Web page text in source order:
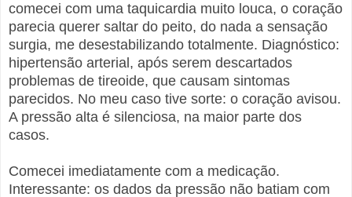
comecei com uma taquicardia muito louca, o coração
parecia querer saltar do peito, do nada a sensação
surgia, me desestabilizando totalmente. Diagnóstico:
hipertensão arterial, após serem descartados
problemas de tireoide, que causam sintomas
parecidos. No meu caso tive sorte: o coração avisou.
A pressão alta é silenciosa, na maior parte dos
casos.
Comecei imediatamente com a medicação.
Interessante: os dados da pressão não batiam com